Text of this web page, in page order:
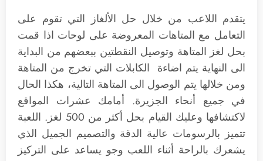
يتقدم اللاعب من خلال حل الألغاز التي تقوم على
التعامل مع المتاهات المعروضة على لوحات اذا قمت
بحل لغز المتاهة وتوصيل النقطتين ببعضهم من البداية
الى النهاية يتم اضاءة الكابلات التي تخرج من المتاهة
ومن خلالها يتم الوصول الى المتاهة التالية، هكذا الحال
في جميع أنحاء الجزيرة. أمامك عشرات المواقع
لاكتشافها وعليك القيام بحل أكثر من 500 لغز. اللعبة
تتميز بالرسومات عالية الدقة والتصميم الجميل الذي
يشعرك بالراحة أثناء اللعب وجو يساعد على التركيز